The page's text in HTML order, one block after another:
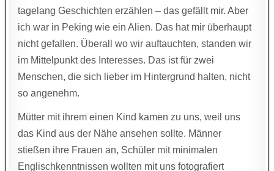
tagelang Geschichten erzählen – das gefällt mir. Aber
ich war in Peking wie ein Alien. Das hat mir überhaupt
nicht gefallen. Überall wo wir auftauchten, standen wir
im Mittelpunkt des Interesses. Das ist für zwei
Menschen, die sich lieber im Hintergrund halten, nicht
so angenehm.
Mütter mit ihrem einen Kind kamen zu uns, weil uns
das Kind aus der Nähe ansehen sollte. Männer
stießen ihre Frauen an, Schüler mit minimalen
Englischkenntnissen wollten mit uns fotografiert